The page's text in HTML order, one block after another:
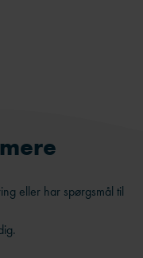
eller har spørgsmål til